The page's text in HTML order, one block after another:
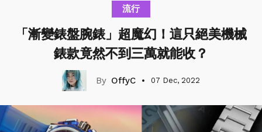
流行
「漸變錶盤腕錶」超魔幻！這只絕美機械
錶款竟然不到三萬就能收？
OffyC 07 Dec, 2022